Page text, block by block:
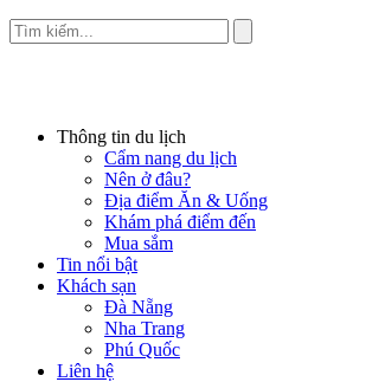
Thông tin du lịch
Cẩm nang du lịch
Nên ở đâu?
Địa điểm Ăn & Uống
Khám phá điểm đến
Mua sắm
Tin nổi bật
Khách sạn
Đà Nẵng
Nha Trang
Phú Quốc
Liên hệ